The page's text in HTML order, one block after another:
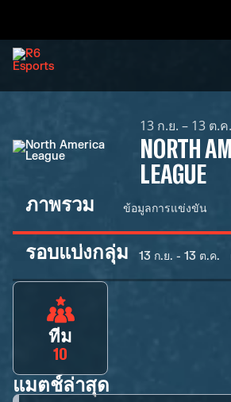
13 ก.ย. – 13 ต.
NORTH
LEAGUE
ภาพรวม ข้อมูลการแข่งขัน
รอบแบ่งกลุ่ม 13 ก.ย. - 13 ต.ค.
ทีม
10
แมตช์ล่าสุด